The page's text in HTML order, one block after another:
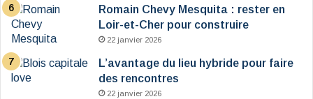
Romain Chevy Mesquita : rester en
Loir-et-Cher pour construire
22 janvier 2026
L’avantage du lieu hybride pour faire
des rencontres
22 janvier 2026